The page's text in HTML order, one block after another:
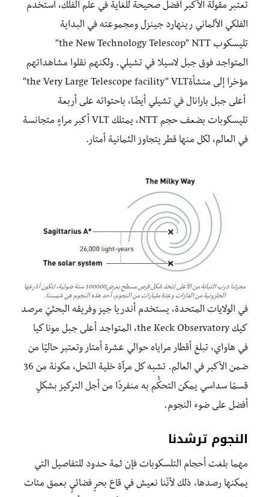
تعتبر مقولة الأكبر أفضل صحيحة للغاية في علم الفلك، استخدم
الفلكي الألماني رينهارد جينزل ومجموعته في البداية
تليسكوب the New Technology Telescop” NTT”
المتواجد فوق جبل لاسيلا في تشيلي. ولكنهم نقلوا مشاهداتهم
مؤخرا إلى منشأةthe Very Large Telescope facility” VLT”
أعلى جبل بارانال في تشيلي أيضًا، باحتوائه على أربعة
تليسكوبات بضعف حجم NTT، يمتلك VLT أكبر مراءٍ متجانسة
في العالم، لكل منها قطر يتجاوز الثمانية أمتار.
مجرتنا درب التبانة من الأعلى تتخذ شكل قرص مسطح بعرض100000 سنة ضوئية، تتكون أذرعها
الحلزونية من الغازات وعدة مليارات من النجوم، أحد هذه النجوم هي شمسنا.
في الولايات المتحدة، يستخدم أندريا جيز وفريقه البحثيّ مرصد
كيك the Keck Observatory، المتواجد أعلى جبل مونا كيا
في هاواي، تبلغ أقطار مراياه حوالي عشرة أمتار وتعتبر حاليًا من
ضمن الأكبر في العالم. تشبه كل مرآة خلية النّحل، مكونة من 36
قسمًا سداسي يمكن التحكُّم به منفردًا من أجل التركيز بشكلٍ
أفضل على ضوء النجوم.
النجوم ترشدنا
مهما بلغت أحجام التلسكوبات فإن ثمة حدود للتفاصيل التي
يمكنها رصدها، ذلك لأنّنا نعيش في قاع بحرٍ فضائيٍ بعمق مئات